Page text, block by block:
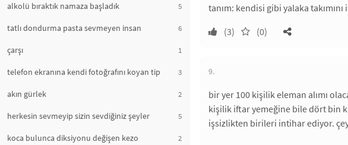
alkolü bıraktık namaza başladık 5
tatlı dondurma pasta sevmeyen insan 6
çarşı 1
telefon ekranına kendi fotoğrafını koyan tip 3
akın gürlek 2
herkesin sevmeyip sizin sevdiğiniz şeyler 5
koca bulunca diksiyonu değişen kezo 2
tanım: kendisi gibi yalaka takımını
(3)
(0)
9.
bir yer 100 kişilik eleman alımı
kişilik iftar yemeğine bile dört bin
işsizlikten birileri intihar ediyor.